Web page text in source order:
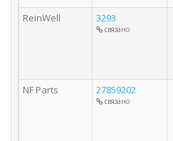
ReinWell
3293
связано
NF Parts
27859202
связано